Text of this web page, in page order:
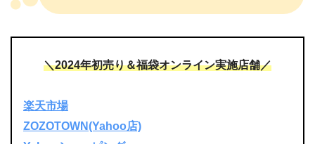
＼2024年初売り＆福袋オンライン実施店舗／
楽天市場
ZOZOTOWN(Yahoo店)